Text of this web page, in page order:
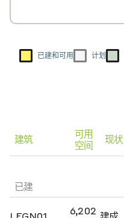
已建和可用 计划
建筑
可用
空间
现状
已建
6,202